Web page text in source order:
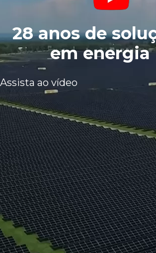
28 anos de
em energia
Assista ao vídeo